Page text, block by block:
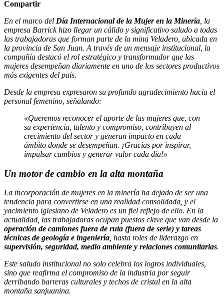
Compartir
En el marco del Día Internacional de la Mujer en la Minería , la
empresa Barrick hizo llegar un cálido y significativo saludo a todas
las trabajadoras que forman parte de la mina Veladero, ubicada en
la provincia de San Juan. A través de un mensaje institucional, la
compañía destacó el rol estratégico y transformador que las
mujeres desempeñan diariamente en uno de los sectores productivos
más exigentes del país.
Desde la empresa expresaron su profundo agradecimiento hacia el
personal femenino, señalando:
«Queremos reconocer el aporte de las mujeres que, con
su experiencia, talento y compromiso, contribuyen al
crecimiento del sector y generan impacto en cada
ámbito donde se desempeñan. ¡Gracias por inspirar,
impulsar cambios y generar valor cada día!»
Un motor de cambio en la alta montaña
La incorporación de mujeres en la minería ha dejado de ser una
tendencia para convertirse en una realidad consolidada, y el
yacimiento iglesiano de Veladero es un fiel reflejo de ello. En la
actualidad, las trabajadoras ocupan puestos clave que van desde la
operación de camiones fuera de ruta (fuera de serie) y tareas
técnicas de geología e ingeniería , hasta roles de liderazgo en
supervisión, seguridad, medio ambiente y relaciones comunitarias.
Este saludo institucional no solo celebra los logros individuales,
sino que reafirma el compromiso de la industria por seguir
derribando barreras culturales y techos de cristal en la alta
montaña sanjuanina.